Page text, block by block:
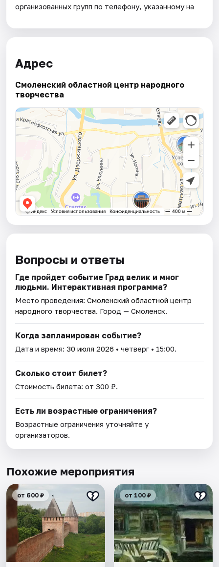
организованных групп по телефону, указанному на
Адрес
Смоленский областной центр народного
творчества
Вопросы и ответы
Где пройдет событие Град велик и мног
людьми. Интерактивная программа?
Место проведения:Смоленский областной центр
народного творчества. Город — Смоленск.
Когда запланирован событие?
Дата и время:30 июля 2026 • четверг • 15:00.
Сколько стоит билет?
Стоимость билета: от 300 ₽.
Есть ли возрастные ограничения?
Возрастные ограничения уточняйте у
организаторов.
Похожие мероприятия
от 600 ₽ от 100 ₽